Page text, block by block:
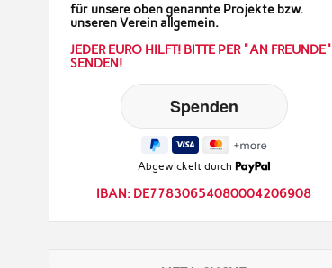
für unsere oben genannte Projekte bzw.
unseren Verein allgemein.
JEDER EURO HILFT! BITTE PER "AN FREUNDE"
SENDEN!
Abgewickelt durch
IBAN: DE77830654080004206908